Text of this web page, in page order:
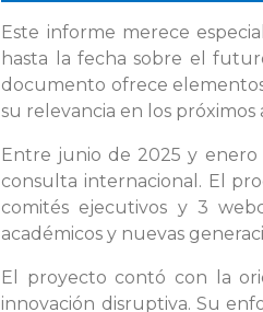
Este informe merece
hasta la fecha sobre el
documento ofrece
su relevancia en los próximos
Entre junio de 2025 y enero
consulta internacional. El
comités ejecutivos y 3
académicos y nuevas
El proyecto contó con la
innovación disruptiva. Su